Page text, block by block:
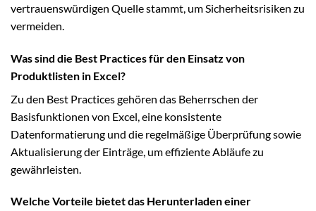
vertrauenswürdigen Quelle stammt, um Sicherheitsrisiken zu
vermeiden.
Was sind die Best Practices für den Einsatz von
Produktlisten in Excel?
Zu den Best Practices gehören das Beherrschen der
Basisfunktionen von Excel, eine konsistente
Datenformatierung und die regelmäßige Überprüfung sowie
Aktualisierung der Einträge, um effiziente Abläufe zu
gewährleisten.
Welche Vorteile bietet das Herunterladen einer